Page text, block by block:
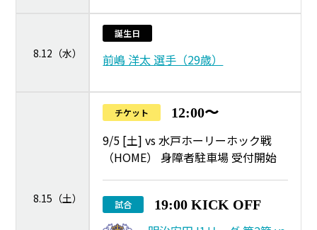
8.12（水）
誕生日
前嶋 洋太 選手（29歳）
8.15（土）
チケット 12:00〜
9/5 [土] vs 水戸ホーリーホック戦
（HOME） 身障者駐車場 受付開始
試合 19:00 KICK OFF